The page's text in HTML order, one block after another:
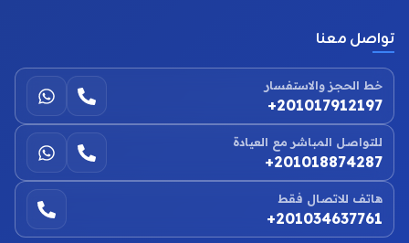
تواصل معنا
خط الحجز والاستفسار
+201017912197
للتواصل المباشر مع العيادة
+201018874287
هاتف للاتصال فقط
+201034637761